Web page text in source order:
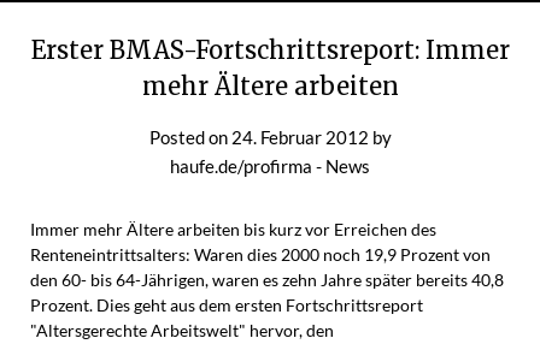
Erster BMAS-Fortschrittsreport: Immer
mehr Ältere arbeiten
Posted on 24. Februar 2012 by
haufe.de/profirma - News
Immer mehr Ältere arbeiten bis kurz vor Erreichen des
Renteneintrittsalters: Waren dies 2000 noch 19,9 Prozent von
den 60- bis 64-Jährigen, waren es zehn Jahre später bereits 40,8
Prozent. Dies geht aus dem ersten Fortschrittsreport
"Altersgerechte Arbeitswelt" hervor, den